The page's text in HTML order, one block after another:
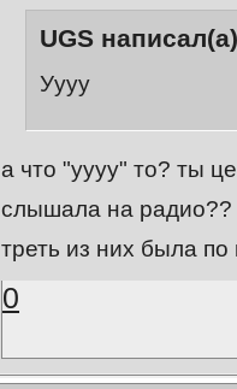
UGS
Уууу
а что "уууу" то? ты
слышала на радио??
треть из них была
0